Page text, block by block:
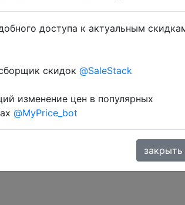
доступа к актуальным
скидок @SaleStack
изменение цен в популярных
@MyPrice_bot
закрыть